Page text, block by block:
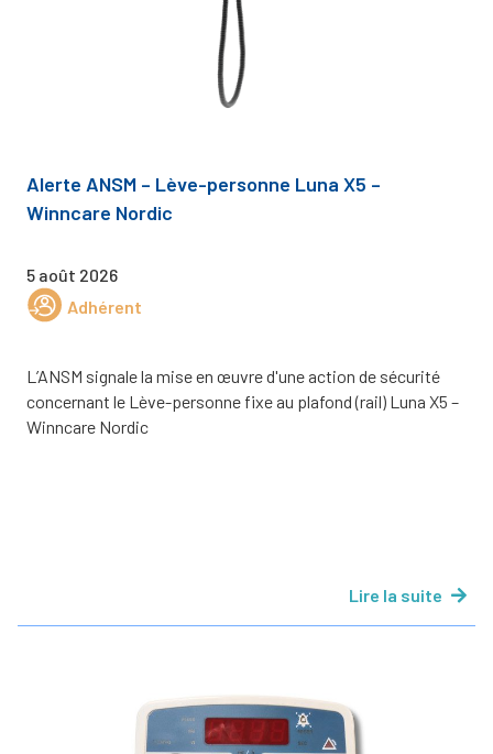
Alerte ANSM – Lève-personne Luna X5 –
Winncare Nordic
5 août 2026
Adhérent
L’ANSM signale la mise en œuvre d'une action de sécurité
concernant le Lève-personne fixe au plafond (rail) Luna X5 –
Winncare Nordic
Lire la suite